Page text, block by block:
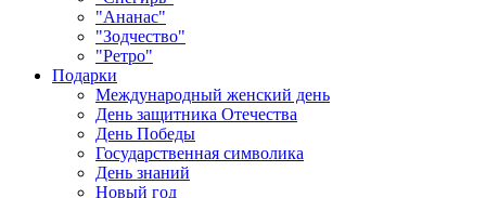
"Ананас"
"Зодчество"
"Ретро"
Подарки
Международный женский день
День защитника Отечества
День Победы
Государственная символика
День знаний
Новый год